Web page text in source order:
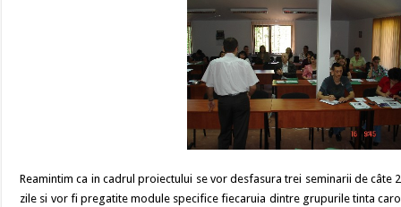
Reamintim ca in cadrul proiectului se vor desfasura trei seminarii de câte
zile si vor fi pregatite module specifice fiecaruia dintre grupurile tinta